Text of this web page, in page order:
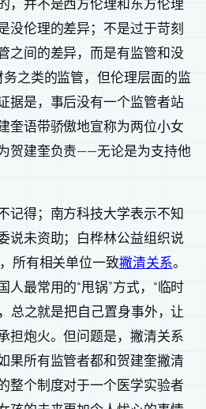
，并不是西方伦理和东方伦理
没伦理的差异；不是过于苛刻
之间的差异，而是有监管和没
之类的监管，但伦理层面的监
据是，事后没有一个监管者站
奎语带骄傲地宣称为两位小女
贺建奎负责——无论是为支持他
记得；南方科技大学表示不知
说未资助；白桦林公益组织说
所有相关单位一致撇清关系。
最常用的“甩锅”方式，“临时
总之就是把自己置身事外，让
担炮火。但问题是，撇清关系
果所有监管者都和贺建奎撇清
整个制度对于一个医学实验者